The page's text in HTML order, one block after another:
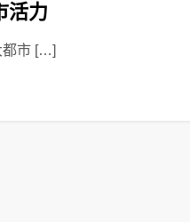
活力
都市 […]